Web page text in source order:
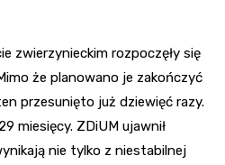
zwierzynieckim rozpoczęły się
że planowano je zakończyć
przesunięto już dziewięć razy.
miesięcy. ZDiUM ujawnił
nie tylko z niestabilnej